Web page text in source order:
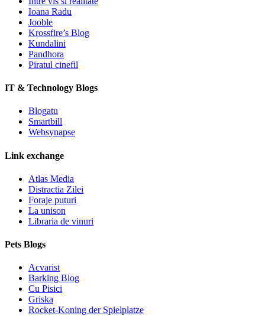
Ioana Radu
Jooble
Krossfire’s Blog
Kundalini
Pandhora
Piratul cinefil
IT & Technology Blogs
Blogatu
Smartbill
Websynapse
Link exchange
Atlas Media
Distractia Zilei
Foraje puturi
La unison
Libraria de vinuri
Pets Blogs
Acvarist
Barking Blog
Cu Pisici
Griska
Rocket-Koning der Spielplatze